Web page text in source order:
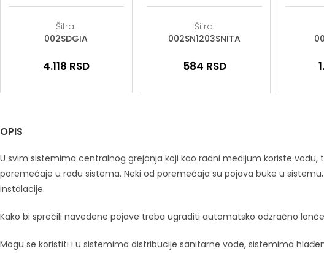
Šifra:
002SDGIA
4.118 RSD
Šifra:
002SN1203SNITA
584 RSD
OPIS
U svim sistemima centralnog grejanja koji kao radni medijum koriste
poremećaje u radu sistema. Neki od poremećaja su pojava buke u
instalacije.
Kako bi sprečili navedene pojave treba ugraditi automatsko odzračno
Mogu se koristiti i u sistemima distribucije sanitarne vode, sistemima